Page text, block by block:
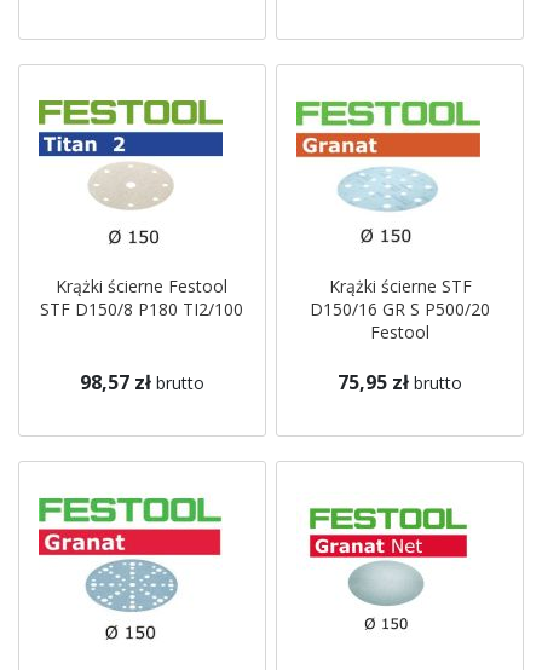
Krążki ścierne Festool
STF D150/8 P180 TI2/100
98,57 zł brutto
Krążki ścierne STF
D150/16 GR S P500/20
Festool
75,95 zł brutto